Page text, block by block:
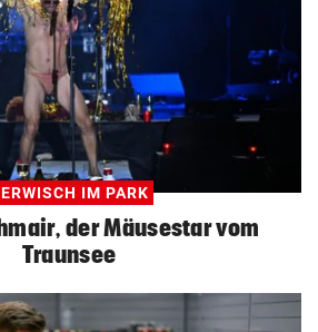
IM PARK
der Mäusestar vom
Traunsee